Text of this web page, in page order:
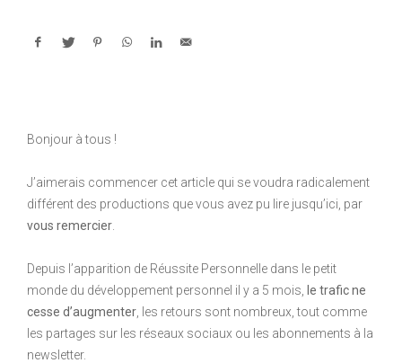
Bonjour à tous !
J’aimerais commencer cet article qui se voudra radicalement
différent des productions que vous avez pu lire jusqu’ici, par
vous remercier
Depuis l’apparition de Réussite Personnelle dans le petit
monde du développement personnel il y a 5 mois,
le trafic ne
cesse d’augmenter , les retours sont nombreux, tout comme
les partages sur les réseaux sociaux ou les abonnements à la
newsletter.